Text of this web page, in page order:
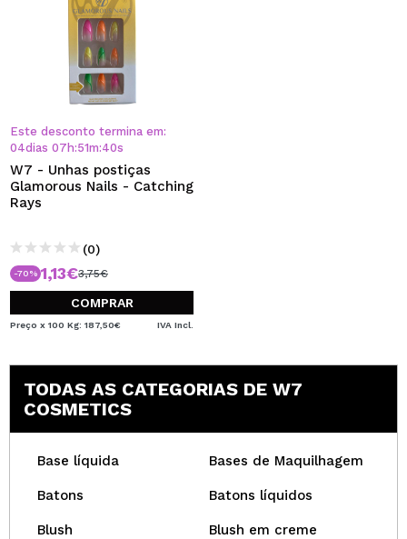
Este desconto termina em:
04dias 07 h:51m:39s
W7 - Unhas postiças
Glamorous Nails - Catching
Rays
(0)
-70% 1,13€3,75€
COMPRAR
Preço x 100 Kg: 187,50€ IVA Incl.
TODAS AS CATEGORIAS DE W7
COSMETICS
Base líquida Bases de Maquilhagem
Batons Batons líquidos
Blush Blush em creme